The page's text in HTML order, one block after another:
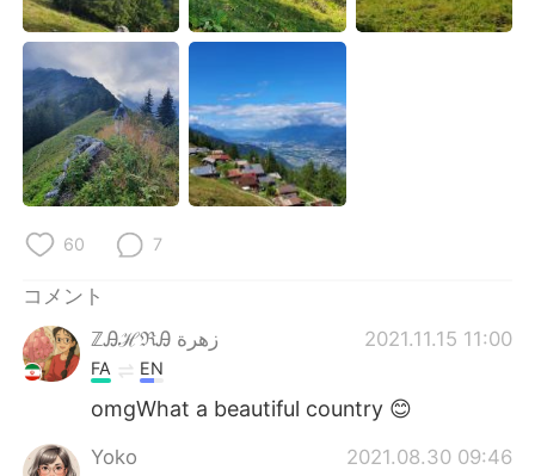
60 7
コメント
ℤᎯℋℜᎯ زهرة
2021.11.15 11:00
FA EN
omgWhat a beautiful country 😊
Yoko 2021.08.30 09:46